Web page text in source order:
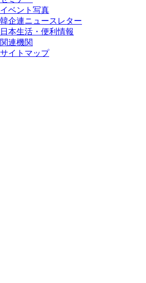
イベント写真
韓企連ニュースレター
日本生活・便利情報
関連機関
サイトマップ